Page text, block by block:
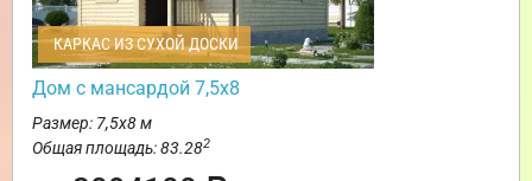
КАРКАС ИЗ СУХОЙ ДОСКИ
Дом с мансардой 7,5х8
Размер: 7,5х8 м
Общая площадь: 83.282